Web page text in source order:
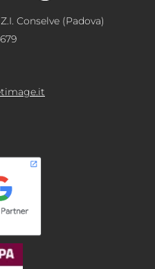
Conselve (Padova)